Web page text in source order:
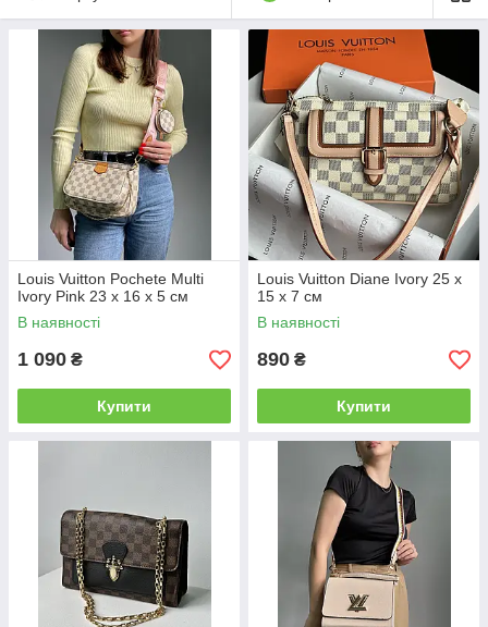
Louis Vuitton Pochete Multi
Ivory Pink 23 х 16 х 5 см
В наявності
1 090 ₴
Купити
Louis Vuitton Diane Ivory 25 x
15 x 7 см
В наявності
890 ₴
Купити